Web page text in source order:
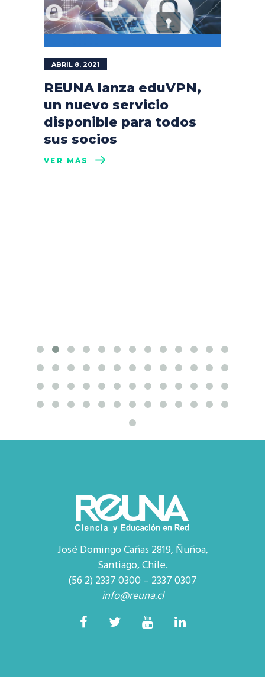
ABRIL 8, 2021
REUNA lanza eduVPN,
un nuevo servicio
disponible para todos
sus socios
VER MÁS
José Domingo Cañas 2819, Ñuñoa,
Santiago, Chile.
(56 2) 2337 0300 – 2337 0307
info@reuna.cl